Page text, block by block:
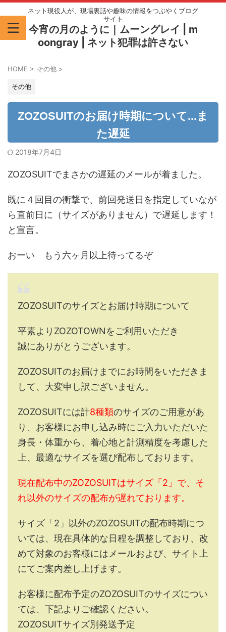
ネット現役人が、現場裏話や趣味の情報をつぶやくブログ
サイト
今宵の月のように｜ムーングレイ | m
oongray | ネット犯罪は許さない
HOME > その他 >
その他
ZOZOSUITのお届け時期について...ま
た遅延
2018年7月4日
ZOZOSUITでまさかの遅延のメールが着ました。
既に４回目の衝撃で、前回発送日を指定していなが
ら直前日に（サイズがありません）で遅延します！
と宣言。
おーい もう六ヶ月以上待ってるぞ
ZOZOSUITのサイズとお届け時期について
平素よりZOZOTOWNをご利用いただき
誠にありがとうございます。
ZOZOSUITのお届けまでにお時間をいただきま
して、大変申し訳ございません。
ZOZOSUITには計8種類のサイズのご用意があ
り、お客様にお申し込み時にご入力いただいた
身長・体重から、着心地と計測精度を考慮した
上、最適なサイズを選び配布しております。
現在配布中のZOZOSUITはサイズ「2」で、そ
れ以外のサイズの配布が遅れております。
サイズ「2」以外のZOZOSUITの配布時期につ
いては、現在具体的な日程を調整しており、改
めて対象のお客様にはメールおよび、サイト上
にてご案内差し上げます。
お客様に配布予定のZOZOSUITのサイズについ
ては、下記よりご確認ください。
ZOZOSUITサイズ別発送予定